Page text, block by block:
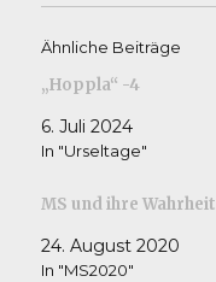
Ähnliche Beiträge
„Hoppla“ -4
6. Juli 2024
In "Urseltage"
MS und ihre Wahrheit
24. August 2020
In "MS2020"